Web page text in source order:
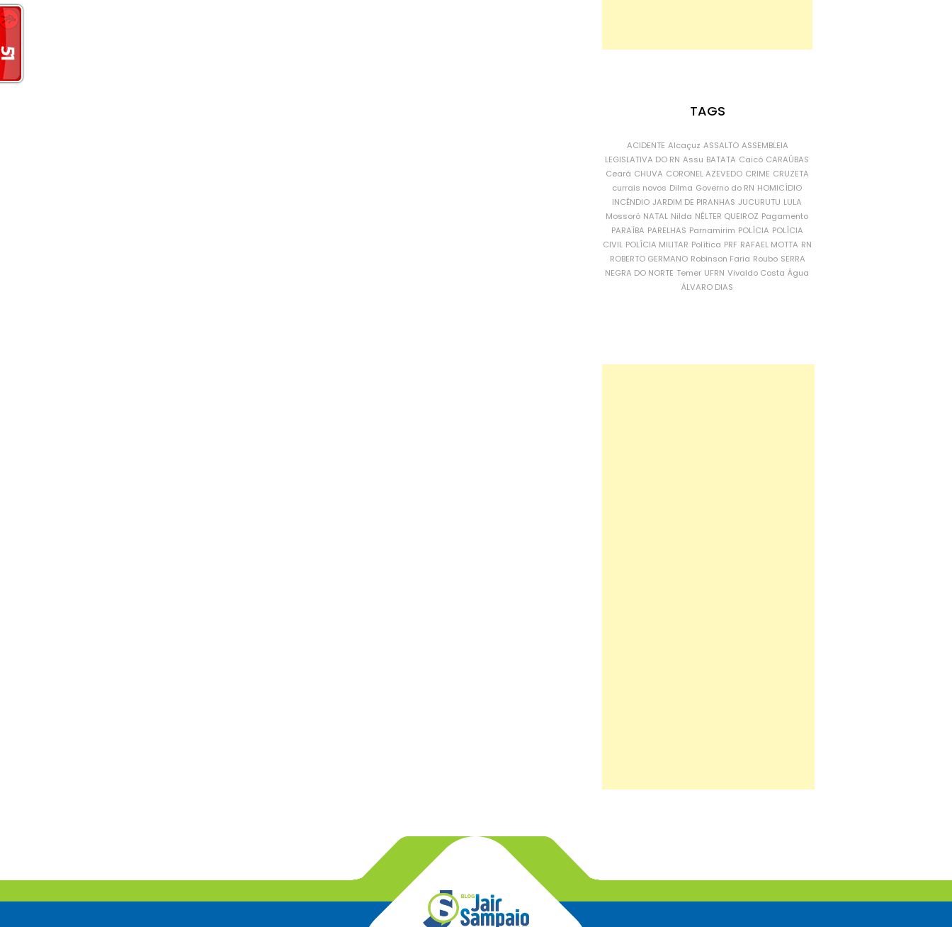
TAGS
ACIDENTE Alcaçuz ASSALTO ASSEMBLEIA
LEGISLATIVA DO RN Assu BATATA Caicó CARAÚBAS
Ceará CHUVA CORONEL AZEVEDO CRIME CRUZETA
currais novos Dilma Governo do RN HOMICÍDIO
INCÊNDIO JARDIM DE PIRANHAS JUCURUTU LULA
Mossoró NATAL Nilda NÉLTER QUEIROZ Pagamento
PARAÍBA PARELHAS Parnamirim POLÍCIA POLÍCIA
CIVIL POLÍCIA MILITAR Política PRF RAFAEL MOTTA RN
ROBERTO GERMANO Robinson Faria Roubo SERRA
NEGRA DO NORTE Temer UFRN Vivaldo Costa Água
ÁLVARO DIAS